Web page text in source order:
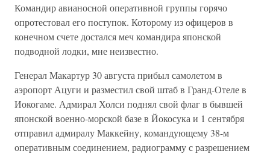
Командир авианосной оперативной группы горячо
опротестовал его поступок. Которому из офицеров в
конечном счете достался меч командира японской
подводной лодки, мне неизвестно.
Генерал Макартур 30 августа прибыл самолетом в
аэропорт Ацуги и разместил свой штаб в Гранд-Отеле в
Иокогаме. Адмирал Холси поднял свой флаг в бывшей
японской военно-морской базе в Йокосука и 1 сентября
отправил адмиралу Маккейну, командующему 38-м
оперативным соединением, радиограмму с разрешением